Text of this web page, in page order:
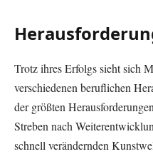
Trotz ihres Erfolgs sieht sich
verschiedenen beruflichen
der größten
Streben nach
schnell verändernden